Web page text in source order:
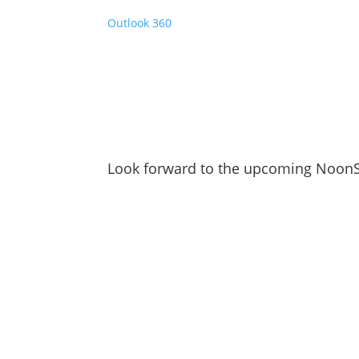
Outlook 360
Look forward to the upcoming